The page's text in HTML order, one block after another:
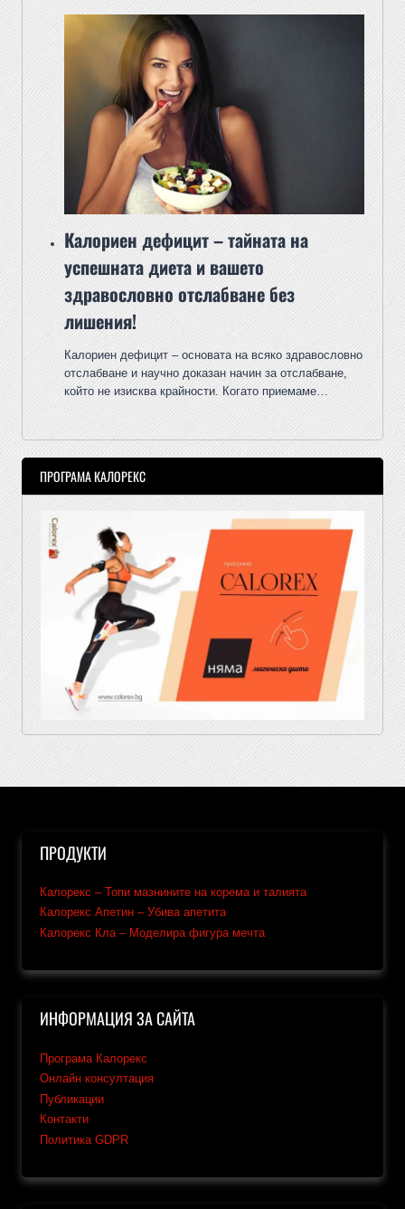
Калориен дефицит – тайната на
успешната диета и вашето
здравословно отслабване без
лишения!
Калориен дефицит – основата на всяко здравословно
отслабване и научно доказан начин за отслабване,
който не изисква крайности. Когато приемаме…
ПРОГРАМА КАЛОРЕКС
ПРОДУКТИ
Калорекс – Топи мазнините на корема и талията
Калорекс Апетин – Убива апетита
Калорекс Кла – Моделира фигура мечта
ИНФОРМАЦИЯ ЗА САЙТА
Програма Калорекс
Онлайн консултация
Публикации
Контакти
Политика GDPR